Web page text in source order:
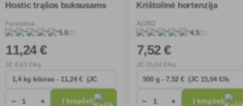
Hostic trąšos buksusams
Forestina
5.0(2)
11,24 €
,03 €/kg
− + Į krepšelį
Krištolinė hortenzija
AGRO
4.5(2)
7,52 €
,04 €/kg
− + Į krepšelį